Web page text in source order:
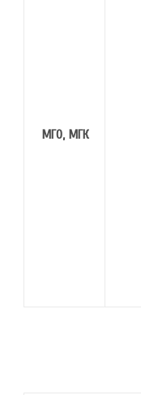
МГО, МГК